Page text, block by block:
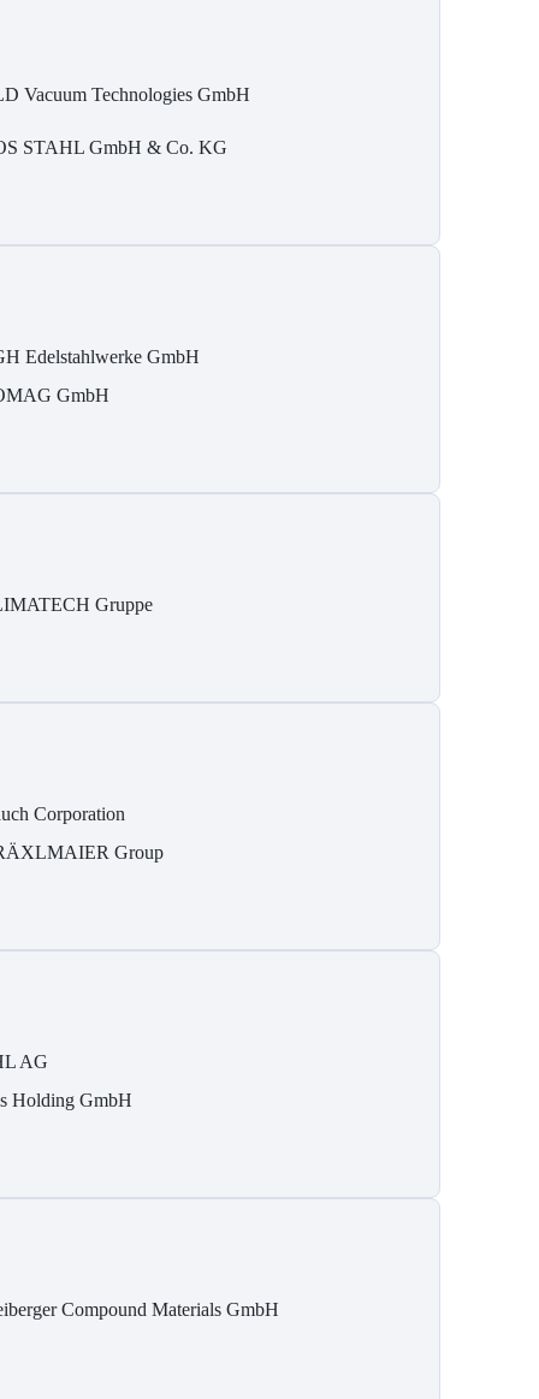
Vacuum Technologies GmbH
STAHL GmbH & Co. KG
Edelstahlwerke GmbH
GmbH
Gruppe
Corporation
Group
AG
Holding GmbH
Compound Materials GmbH